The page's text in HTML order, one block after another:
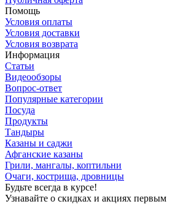
Помощь
Условия оплаты
Условия доставки
Условия возврата
Информация
Статьи
Видеообзоры
Вопрос-ответ
Популярные категории
Посуда
Продукты
Тандыры
Казаны и саджи
Афганские казаны
Грили, мангалы, коптильни
Очаги, кострища, дровницы
Будьте всегда в курсе!
Узнавайте о скидках и акциях первым